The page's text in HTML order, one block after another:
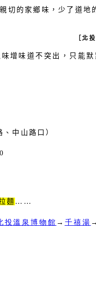
的家鄉味，少了道地
［北
味道不突出，只能默
、中山路口 ）
麵 ……
投溫泉博物館 → 千禧湯 →